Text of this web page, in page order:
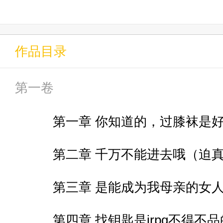
上杉诚，二十岁，身体很健康以
这里除了可以买乐器、租用练习
帮忙寻找丢失的挂饰，替害羞的
完成任务后，他会收到系统给的
作品目录
第一卷
第一章 你知道的，过膝袜是
第二章 千万不能进去哦（迫真
第三章 是能成为我母亲的女人
第四章 找钥匙是jrpg不得不